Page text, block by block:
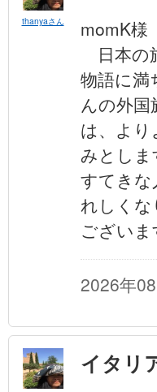
thanyaさん
momK様
日本の
物語に満
んの外
は、よ
みとし
すてき
れしく
ございま
2026年
イタリ